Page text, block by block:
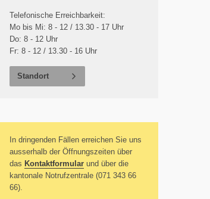
Telefonische Erreichbarkeit:
Mo bis Mi: 8 - 12 / 13.30 - 17 Uhr
Do: 8 - 12 Uhr
Fr: 8 - 12 / 13.30 - 16 Uhr
Standort
In dringenden Fällen erreichen Sie uns
ausserhalb der Öffnungszeiten über
das Kontaktformular und über die
kantonale Notrufzentrale (071 343 66
66).